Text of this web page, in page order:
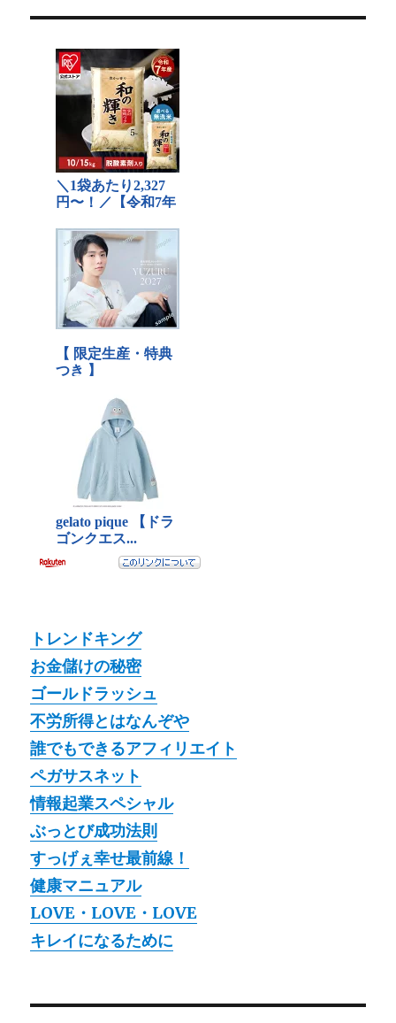
トレンドキング
お金儲けの秘密
ゴールドラッシュ
不労所得とはなんぞや
誰でもできるアフィリエイト
ペガサスネット
情報起業スペシャル
ぶっとび成功法則
すっげぇ幸せ最前線！
健康マニュアル
LOVE・LOVE・LOVE
キレイになるために